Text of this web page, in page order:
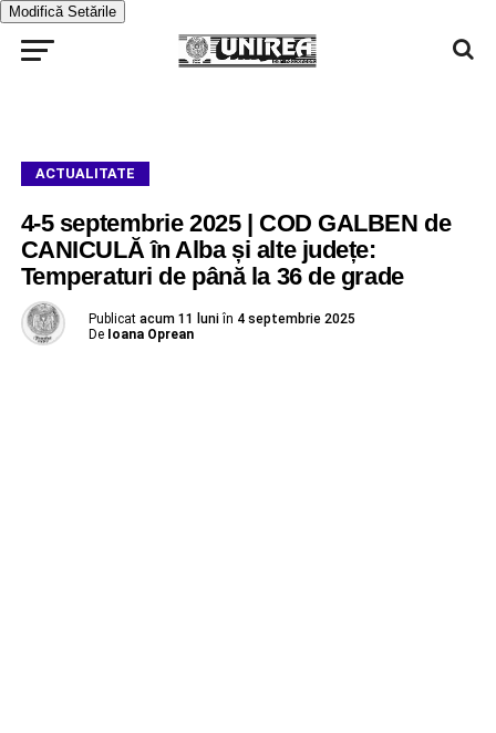
Modifică Setările
ACTUALITATE
4-5 septembrie 2025 | COD GALBEN de
CANICULĂ în Alba și alte județe:
Temperaturi de până la 36 de grade
Publicat acum 11 luni în 4 septembrie 2025
De Ioana Oprean